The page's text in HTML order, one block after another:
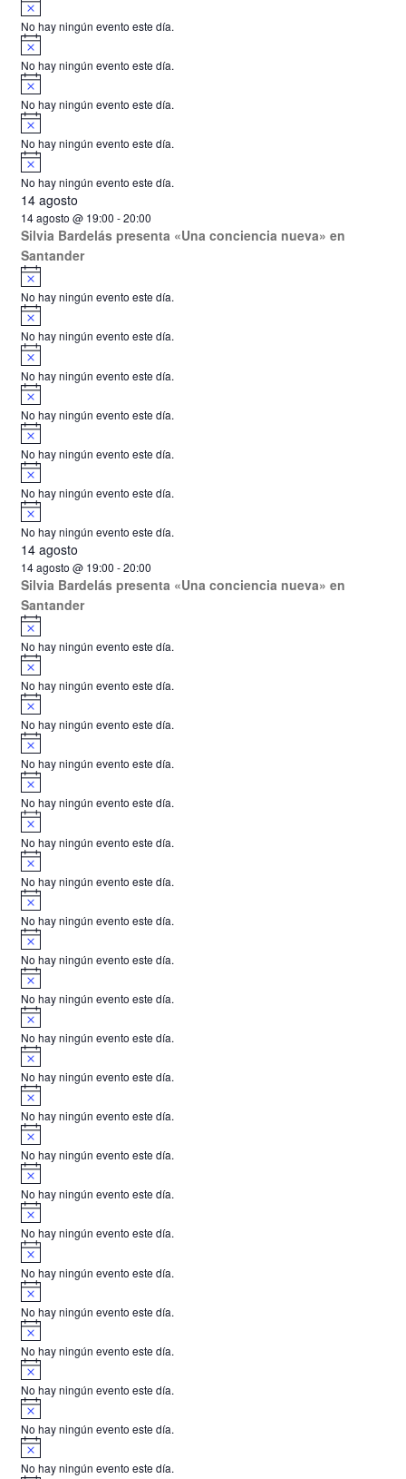
e
n
t
o
s
s
ov
i
s
o
No hay ningún evento este día.
A
v
i
s
o
No hay ningún evento este día.
A
v
i
s
o
No hay ningún evento este día.
A
v
i
s
o
No hay ningún evento este día.
A
v
i
s
o
No hay ningún evento este día.
14 agosto
14 agosto @ 19:00 -20:00
Silvia Bardelás presenta «Una conciencia nueva» en
Santander
A
v
i
s
o
No hay ningún evento este día.
A
v
i
s
o
No hay ningún evento este día.
A
v
i
s
o
No hay ningún evento este día.
A
v
i
s
o
No hay ningún evento este día.
A
v
i
s
o
No hay ningún evento este día.
A
v
i
s
o
No hay ningún evento este día.
A
v
i
s
o
No hay ningún evento este día.
14 agosto
14 agosto @ 19:00 -20:00
Silvia Bardelás presenta «Una conciencia nueva» en
Santander
A
v
i
s
o
No hay ningún evento este día.
A
v
i
s
o
No hay ningún evento este día.
A
v
i
s
o
No hay ningún evento este día.
A
v
i
s
o
No hay ningún evento este día.
A
v
i
s
o
No hay ningún evento este día.
A
v
i
s
o
No hay ningún evento este día.
A
v
i
s
o
No hay ningún evento este día.
A
v
i
s
o
No hay ningún evento este día.
A
v
i
s
o
No hay ningún evento este día.
A
v
i
s
o
No hay ningún evento este día.
A
v
i
s
o
No hay ningún evento este día.
A
v
i
s
o
No hay ningún evento este día.
A
v
i
s
o
No hay ningún evento este día.
A
v
i
s
o
No hay ningún evento este día.
A
v
i
s
o
No hay ningún evento este día.
A
v
i
s
o
No hay ningún evento este día.
A
v
i
s
o
No hay ningún evento este día.
A
v
i
s
o
No hay ningún evento este día.
A
v
i
s
o
No hay ningún evento este día.
A
v
i
s
o
No hay ningún evento este día.
A
v
i
s
o
No hay ningún evento este día.
A
v
i
No hay ningún evento este día.